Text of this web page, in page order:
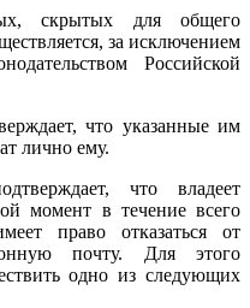
скрытых для общего
за исключением
Российской
что указанные им
лично ему.
что владеет
момент в течение всего
право отказаться от
почту. Для этого
одно из следующих